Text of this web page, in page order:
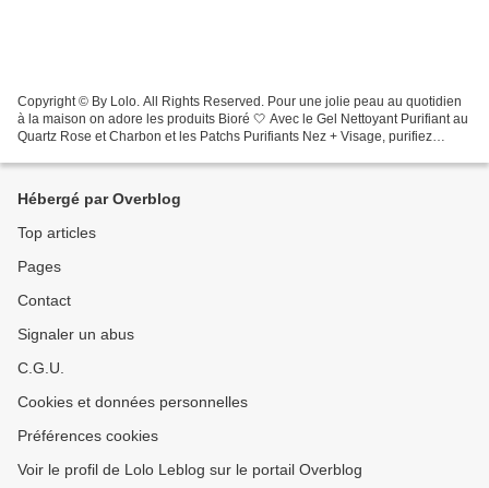
Copyright © By Lolo. All Rights Reserved. Pour une jolie peau au quotidien
à la maison on adore les produits Bioré 🤍 Avec le Gel Nettoyant Purifiant au
Quartz Rose et Charbon et les Patchs Purifiants Nez + Visage, purifiez
Hébergé par Overblog
Top articles
Pages
Contact
Signaler un abus
C.G.U.
Cookies et données personnelles
Préférences cookies
Voir le profil de Lolo Leblog sur le portail Overblog